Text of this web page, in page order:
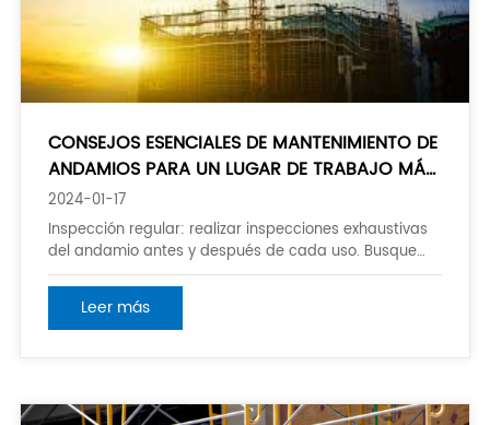
CONSEJOS ESENCIALES DE MANTENIMIENTO DE
ANDAMIOS PARA UN LUGAR DE TRABAJO MÁS
SEGURO
2024-01-17
Inspección regular: realizar inspecciones exhaustivas
del andamio antes y después de cada uso. Busque
cualquier signo de daño, como componentes
doblados o retorcidos, piezas faltantes o corrosión.
Asegúrese de que todos los componentes estén en
Leer más